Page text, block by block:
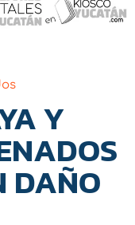
Y
DAÑO